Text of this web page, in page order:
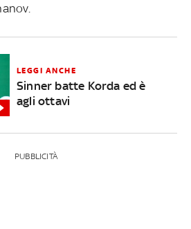
LEGGI ANCHE
Sinner batte Korda ed è
agli ottavi
PUBBLICITÀ